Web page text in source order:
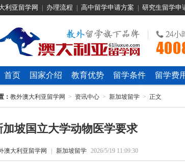
利亚留学网 办理流程 高中留学申请方案 研究生留学申
首页 国家介绍 教育优势 留学条件 留学费
： 教外澳大利亚留学网 > 资讯中心 > 新加坡留学 > 正文
加坡国立大学动物医学要求
澳大利亚留学网 新加坡留学 2026/5/19 11:09:30